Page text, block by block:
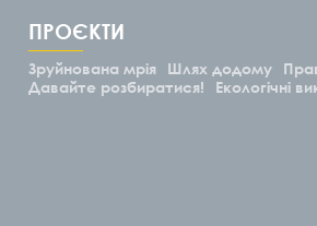
ПРОЄКТИ
Зруйнована мрія Шлях додому
Давайте розбиратися!
Екологічні